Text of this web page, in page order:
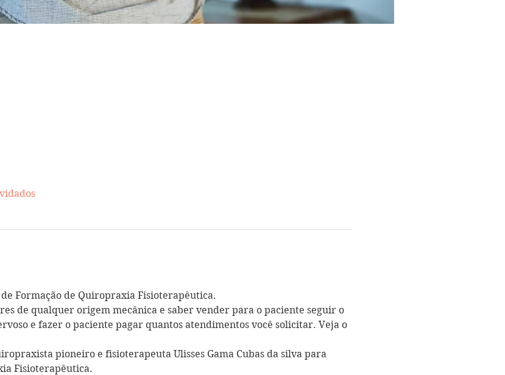
Formação de Quiropraxia Fisioterapêutica.
de qualquer origem mecânica e saber vender para o paciente seguir o
e fazer o paciente pagar quantos atendimentos você solicitar. Veja o
pioneiro e fisioterapeuta Ulisses Gama Cubas da silva para
Fisioterapêutica.